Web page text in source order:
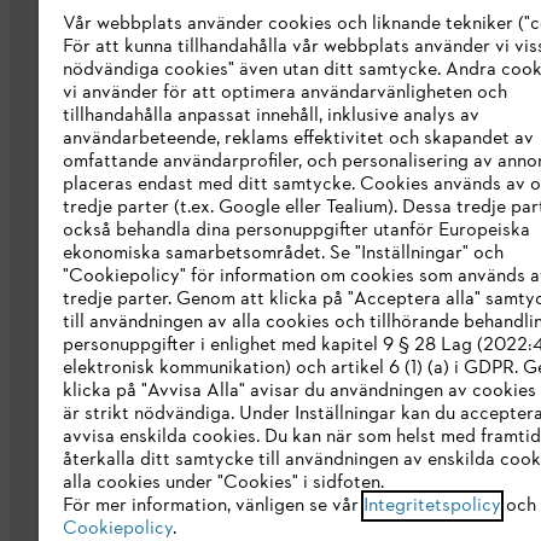
Om oss
STIHL Integrity Line
STIHL varumärkesbutik
Tillgänglighetsredogörelse
Allmänna villkor och bestämmelser
Vår webbplats använder cookies och liknande tekniker
För att kunna tillhandahålla vår webbplats använder vi
nödvändiga cookies" även utan ditt samtycke. Andra
vi använder för att optimera användarvänligheten och
tillhandahålla anpassat innehåll, inklusive analys av
användarbeteende, reklams effektivitet och skapandet av
omfattande användarprofiler, och personalisering av
placeras endast med ditt samtycke. Cookies används av
tredje parter (t.ex. Google eller Tealium). Dessa tredje
också behandla dina personuppgifter utanför Europeiska
ekonomiska samarbetsområdet. Se "Inställningar" och
"Cookiepolicy" för information om cookies som används
tredje parter. Genom att klicka på "Acceptera alla"
till användningen av alla cookies och tillhörande
personuppgifter i enlighet med kapitel 9 § 28 Lag
elektronisk kommunikation) och artikel 6 (1) (a) i GDPR.
klicka på "Avvisa Alla" avisar du användningen av
är strikt nödvändiga. Under Inställningar kan du
avvisa enskilda cookies. Du kan när som helst med
återkalla ditt samtycke till användningen av enskilda
alla cookies under "Cookies" i sidfoten.
För mer information, vänligen se vår Integritetspolicy
Cookiepolicy.